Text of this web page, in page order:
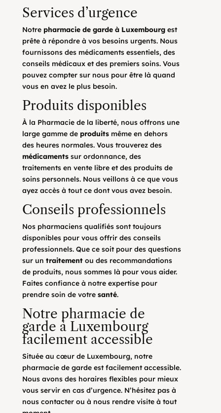
Services d’urgence
Notre pharmacie de garde à Luxembourgest
prête à répondre à vos besoins urgents. Nous
fournissons des médicaments essentiels, des
conseils médicaux et des premiers soins. Vous
pouvez compter sur nous pour être là quand
vous en avez le plus besoin.
Produits disponibles
À la Pharmacie de la liberté, nous offrons une
large gamme de produitsmême en dehors
des heures normales. Vous trouverez des
médicamentssur ordonnance, des
traitements en vente libre et des produits de
soins personnels. Nous veillons à ce que vous
ayez accès à tout ce dont vous avez besoin.
Conseils professionnels
Nos pharmaciens qualifiés sont toujours
disponibles pour vous offrir des conseils
professionnels. Que ce soit pour des questions
sur un traitementou des recommandations
de produits, nous sommes là pour vous aider.
Faites confiance à notre expertise pour
prendre soin de votre santé.
Notre pharmacie de
garde à Luxembourg
facilement accessible
Située au cœur de Luxembourg, notre
pharmacie de garde est facilement accessible.
Nous avons des horaires flexibles pour mieux
vous servir en cas d’urgence. N’hésitez pas à
nous contacter ou à nous rendre visite à tout